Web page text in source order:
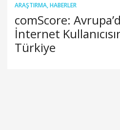
ARAŞTIRMA,HABERLER
comScore:
İnternet
Türkiye